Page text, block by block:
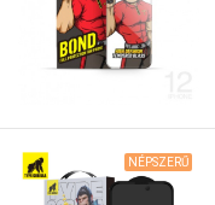
NÉPSZERŰ